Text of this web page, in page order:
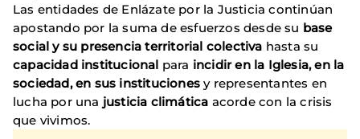
Las entidades de Enlázate por la Justicia continúan
apostando por la suma de esfuerzos desde su base
social y su presencia territorial colectiva hasta su
capacidad institucional para incidir en la Iglesia, en la
sociedad, en sus instituciones y representantes en
lucha por una justicia climática acorde con la crisis
que vivimos.